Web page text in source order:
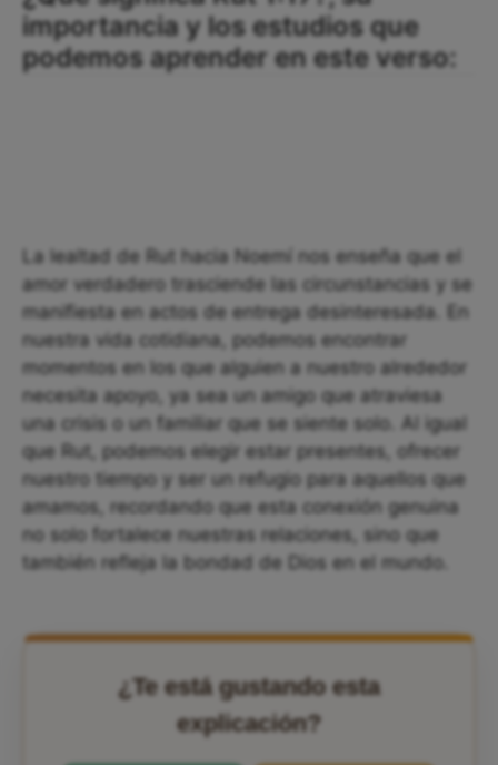
importancia y los estudios que
podemos aprender en este verso:
La lealtad de Rut hacia Noemí nos enseña que el
amor verdadero trasciende las circunstancias y se
manifiesta en actos de entrega desinteresada. En
nuestra vida cotidiana, podemos encontrar
momentos en los que alguien a nuestro alrededor
necesita apoyo, ya sea un amigo que atraviesa
una crisis o un familiar que se siente solo. Al igual
que Rut, podemos elegir estar presentes, ofrecer
nuestro tiempo y ser un refugio para aquellos que
amamos, recordando que esta conexión genuina
no solo fortalece nuestras relaciones, sino que
también refleja la bondad de Dios en el mundo.
¿Te está gustando esta
explicación?